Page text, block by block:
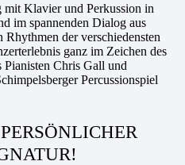
Klavier und Perkussion in
im spannenden Dialog aus
der verschiedensten
ganz im Zeichen des
Pianisten Chris Gall und
Percussionspiel